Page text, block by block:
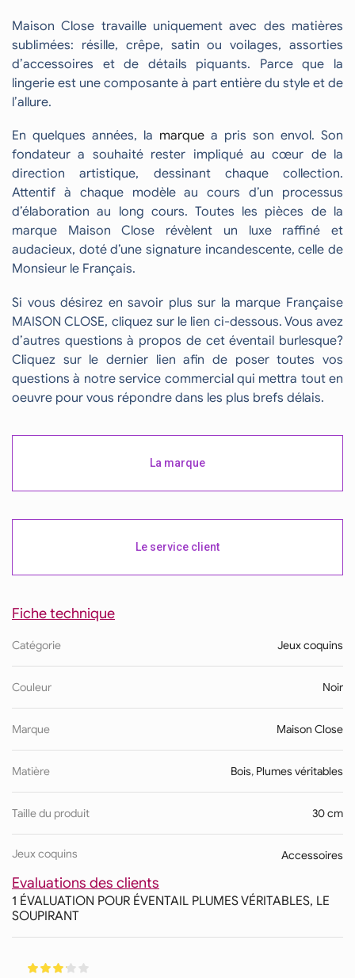
Maison Close travaille uniquement avec des matières
sublimées: résille, crêpe, satin ou voilages, assorties
d’accessoires et de détails piquants. Parce que la
lingerie est une composante à part entière du style et de
l’allure.
En quelques années, la marque a pris son envol. Son
fondateur a souhaité rester impliqué au cœur de la
direction artistique, dessinant chaque collection.
Attentif à chaque modèle au cours d’un processus
d’élaboration au long cours. Toutes les pièces de la
marque Maison Close révèlent un luxe raffiné et
audacieux, doté d’une signature incandescente, celle de
Monsieur le Français.
Si vous désirez en savoir plus sur la marque Française
MAISON CLOSE, cliquez sur le lien ci-dessous. Vous avez
d’autres questions à propos de cet éventail burlesque?
Cliquez sur le dernier lien afin de poser toutes vos
questions à notre service commercial qui mettra tout en
oeuvre pour vous répondre dans les plus brefs délais.
La marque
Le service client
Fiche technique
Catégorie Jeux coquins
Couleur Noir
Marque Maison Close
Matière Bois, Plumes véritables
Taille du produit 30 cm
Jeux coquins Accessoires
Evaluations des clients
1 ÉVALUATION POUR ÉVENTAIL PLUMES VÉRITABLES, LE
SOUPIRANT